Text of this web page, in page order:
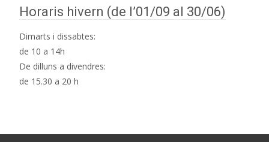
Horaris hivern (de l’01/09 al 30/06)
Dimarts i dissabtes:
de 10 a 14h
De dilluns a divendres:
de 15.30 a 20 h